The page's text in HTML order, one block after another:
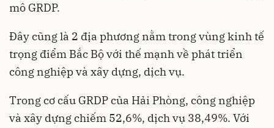
mô GRDP.
Đây cũng là 2 địa phương nằm trong vùng kinh tế
trọng điểm Bắc Bộ với thế mạnh về phát triển
công nghiệp và xây dựng, dịch vụ.
Trong cơ cấu GRDP của Hải Phòng, công nghiệp
và xây dựng chiếm 52,6%, dịch vụ 38,49%. Với